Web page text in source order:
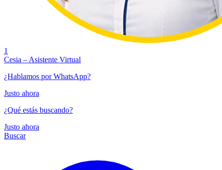
1
Cesia – Asistente Virtual
¿Hablamos por WhatsApp?
Justo ahora
¿Qué estás buscando?
Justo ahora
Buscar